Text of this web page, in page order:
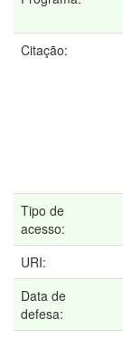
Citação:
Tipo de
acesso:
URI:
Data de
defesa: